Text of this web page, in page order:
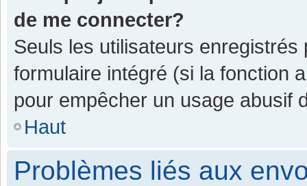
de me connecter?
Seuls les utilisateurs enregistrés
formulaire intégré (si la fonction
pour empêcher un usage abusif
Haut
Problèmes liés aux